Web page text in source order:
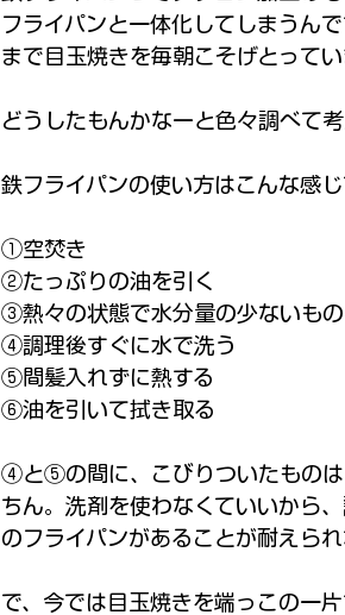
フライパンと一体化してしまうん
まで目玉焼きを毎朝こそげとってい
どうしたもんかなーと色々調べて
鉄フライパンの使い方はこんな感じ
①空焚き
②たっぷりの油を引く
③熱々の状態で水分量の少ないも
④調理後すぐに水で洗う
⑤間髪入れずに熱する
⑥油を引いて拭き取る
④と⑤の間に、こびりついたものは
ちん。洗剤を使わなくていいから
のフライパンがあることが耐えら
で、今では目玉焼きを端っこの一